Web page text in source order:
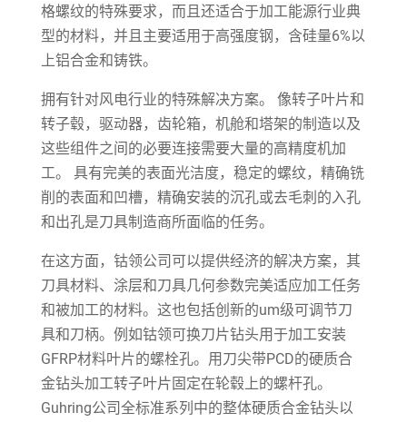
格螺纹的特殊要求，而且还适合于加工能源行业典
型的材料，并且主要适用于高强度钢，含硅量6%以
上铝合金和铸铁。
拥有针对风电行业的特殊解决方案。 像转子叶片和
转子毂，驱动器，齿轮箱，机舱和塔架的制造以及
这些组件之间的必要连接需要大量的高精度机加
工。 具有完美的表面光洁度，稳定的螺纹，精确铣
削的表面和凹槽，精确安装的沉孔或去毛刺的入孔
和出孔是刀具制造商所面临的任务。
在这方面，钴领公司可以提供经济的解决方案，其
刀具材料、涂层和刀具几何参数完美适应加工任务
和被加工的材料。这也包括创新的um级可调节刀
具和刀柄。例如钴领可换刀片钻头用于加工安装
GFRP材料叶片的螺栓孔。用刀尖带PCD的硬质合
金钻头加工转子叶片固定在轮毂上的螺杆孔。
Guhring公司全标准系列中的整体硬质合金钻头以